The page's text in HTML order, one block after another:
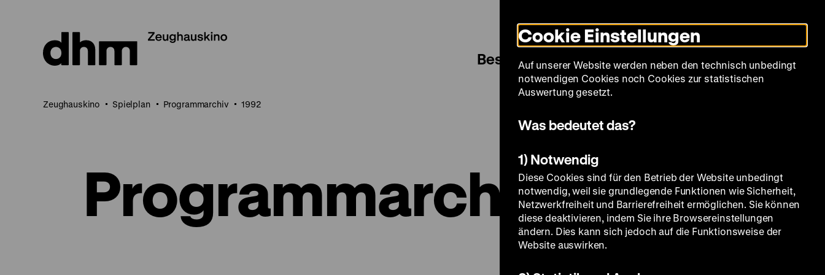
Seiteninhalt
springen
Modus
umschalten
Sprache
Besuch Spielplan Filmreihen Über uns
Zeughauskino Spielplan Programmarchiv 1992
Programmarchiv
Cookie Einstellungen
Auf unserer Website werden neben den technisch unbedingt
notwendigen Cookies noch Cookies zur statistischen
Auswertung gesetzt.
Was bedeutet das?
1) Notwendig
Diese Cookies sind für den Betrieb der Website unbedingt
notwendig, weil sie grundlegende Funktionen wie Sicherheit,
Netzwerkfreiheit und Barrierefreiheit ermöglichen. Sie können
diese deaktivieren, indem Sie ihre Browsereinstellungen
ändern. Dies kann sich jedoch auf die Funktionsweise der
Website auswirken.